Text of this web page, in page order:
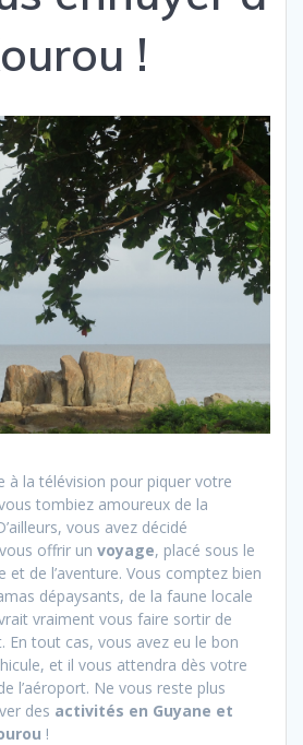
!
à la télévision pour piquer votre
tombiez amoureux de la
vous avez décidé
offrir un voyage, placé sous le
et de l’aventure. Vous comptez bien
dépaysants, de la faune locale
vraiment vous faire sortir de
tout cas, vous avez eu le bon
et il vous attendra dès votre
l’aéroport. Ne vous reste plus
des activités en Guyane et
!